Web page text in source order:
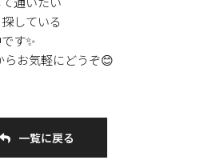
している
す✨
らお気軽にどうぞ😊
一覧に戻る